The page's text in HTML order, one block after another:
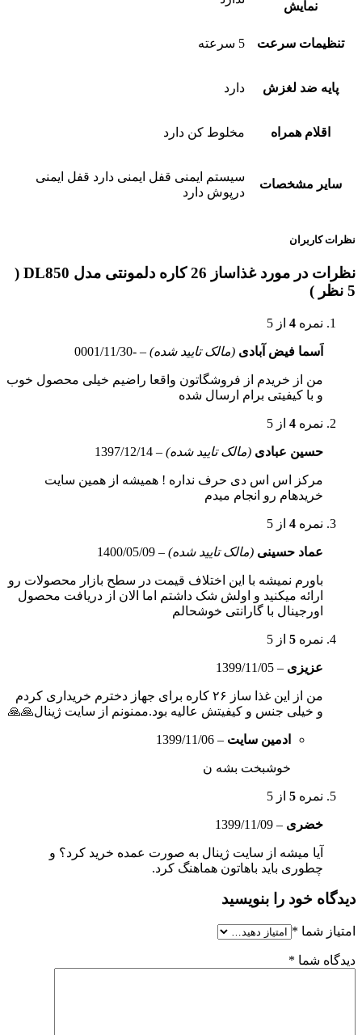
نمایش
تنظیمات سرعت 5 سرعته
پایه ضد لغزش دارد
اقلام همراه مخلوط کن دارد
سایر مشخصات
سیستم ایمنی قفل ایمنی دارد قفل ایمنی
درپوش دارد
نظرات کاربران
نظرات در مورد غذاساز 26 کاره دلمونتی مدل DL850 (
5 نظر )
نمره 4 از 5
اَسما فیض آبادی (مالک تایید شده) –
-0001/11/30
من از خریدم از فروشگاتون واقعا راضیم خیلی محصول خوب
و با کیفیتی برام ارسال شده
نمره 4 از 5
حسین عبادی (مالک تایید شده) –
1397/12/14
مرکز اس اس دی حرف نداره ! همیشه از همین سایت
خریدهام رو انجام میدم
نمره 4 از 5
عماد حسینی (مالک تایید شده) –
1400/05/09
باورم نمیشه با این اختلاف قیمت در سطح بازار محصولات رو
ارائه میکنید و اولش شک داشتم اما الان از دریافت محصول
اورجینال با گارانتی خوشحالم
نمره 5 از 5
عزیزی –
1399/11/05
من از این غذا ساز ۲۶ کاره برای جهاز دخترم خریداری کردم
و خیلی جنس و کیفیتش عالیه بود.ممنونم از سایت ژینال🙏🙏
ادمین سایت –
1399/11/06
خوشبخت بشه ن
نمره 5 از 5
خضری –
1399/11/09
آیا میشه از سایت ژینال به صورت عمده خرید کرد؟ و
چطوری باید باهاتون هماهنگ کرد.
دیدگاه خود را بنویسید
امتیاز شما *
دیدگاه شما *